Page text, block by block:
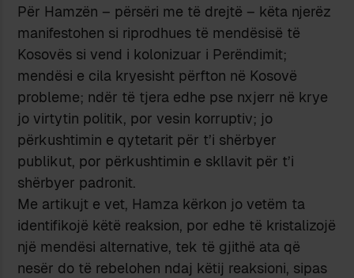
Për Hamzën – përsëri me të drejtë – këta njerëz
manifestohen si riprodhues të mendësisë të
Kosovës si vend i kolonizuar i Perëndimit;
mendësi e cila kryesisht përfton në Kosovë
probleme; ndër të tjera edhe pse nxjerr në krye
jo virtytin politik, por vesin korruptiv; jo
përkushtimin e qytetarit për t’i shërbyer
publikut, por përkushtimin e skllavit për t’i
shërbyer padronit.
Me artikujt e vet, Hamza kërkon jo vetëm ta
identifikojë këtë reaksion, por edhe të kristalizojë
një mendësi alternative, tek të gjithë ata që
nesër do të rebelohen ndaj këtij reaksioni, sipas